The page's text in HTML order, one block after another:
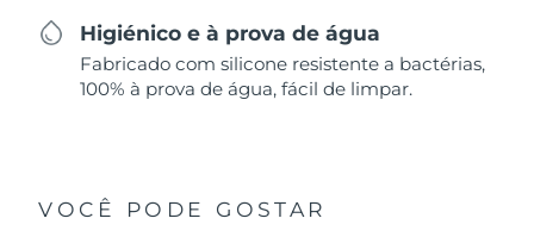
Higiénico e à prova de água
Fabricado com silicone resistente a bactérias,
100% à prova de água, fácil de limpar.
VOCÊ PODE GOSTAR